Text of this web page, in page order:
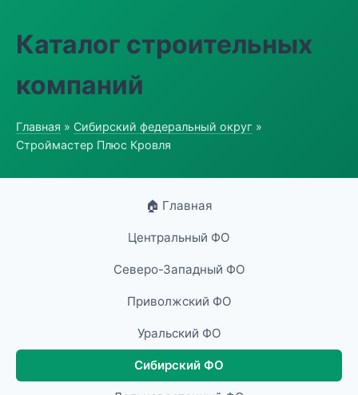
Каталог строительных
компаний
Главная » Сибирский федеральный округ »
Строймастер Плюс Кровля
🏠 Главная
Центральный ФО
Северо-Западный ФО
Приволжский ФО
Уральский ФО
Сибирский ФО